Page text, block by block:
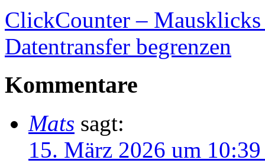
ClickCounter – Mausklicks
Datentransfer begrenzen
Kommentare
Mats sagt:
15. März 2026 um